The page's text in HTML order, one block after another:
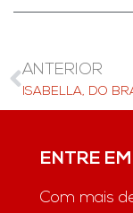
ANTERIOR
ENTRE
Com mais